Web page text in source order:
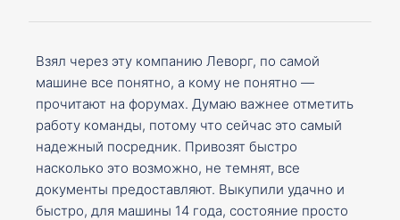
Взял через эту компанию Леворг, по самой
машине все понятно, а кому не понятно —
прочитают на форумах. Думаю важнее отметить
работу команды, потому что сейчас это самый
надежный посредник. Привозят быстро
насколько это возможно, не темнят, все
документы предоставляют. Выкупили удачно и
быстро, для машины 14 года, состояние просто